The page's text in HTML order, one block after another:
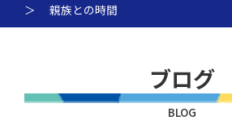
＞ 親族との時間
ブログ
BLOG